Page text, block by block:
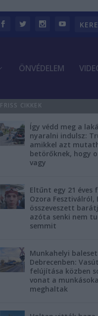
ÖNVÉDELEM
FRISS CIKKEK
Így védd meg a
nyaralni indulsz:
amikkel azt
betörőknek, hogy
vagy
Eltűnt egy 21 éves
Ozora Fesztiválról,
összeveszett
azóta senki nem
semmit
Munkahelyi baleset
Debrecenben:
felújítása közben
vonat a
meghaltak